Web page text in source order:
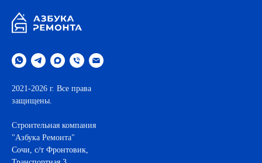
2021-2026 г. Все права
защищены.
Строительная компания
"Азбука Ремонта"
Cочи, с/т Фронтовик,